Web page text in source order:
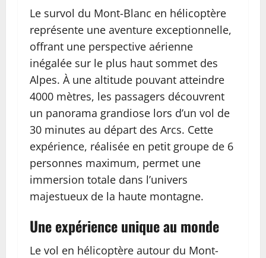
Le survol du Mont-Blanc en hélicoptère
représente une aventure exceptionnelle,
offrant une perspective aérienne
inégalée sur le plus haut sommet des
Alpes. À une altitude pouvant atteindre
4000 mètres, les passagers découvrent
un panorama grandiose lors d’un vol de
30 minutes au départ des Arcs. Cette
expérience, réalisée en petit groupe de 6
personnes maximum, permet une
immersion totale dans l’univers
majestueux de la haute montagne.
Une expérience unique au monde
Le vol en hélicoptère autour du Mont-